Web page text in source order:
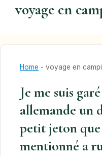
voyage en
Home - voyage en
Je me suis
allemande un
petit jeton que
mentionné a